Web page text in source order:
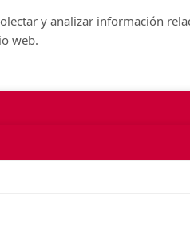
y analizar información
web.